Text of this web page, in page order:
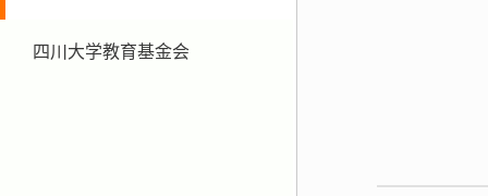
四川大学教育基金会